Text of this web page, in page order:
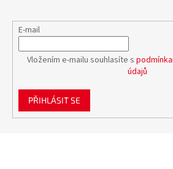
E-mail
Vložením e-mailu souhlasíte s
údajů
PŘIHLÁSIT SE